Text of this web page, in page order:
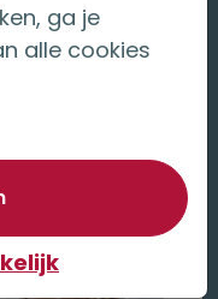
Stephan
verder in
vooruitkijken:
ga je
alle cookies
van optionele